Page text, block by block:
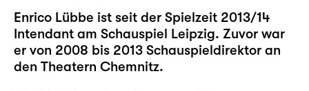
Enrico Lübbe ist seit der Spielzeit 2013/14
Intendant am Schauspiel Leipzig. Zuvor war
er von 2008 bis 2013 Schauspieldirektor an
den Theatern Chemnitz.